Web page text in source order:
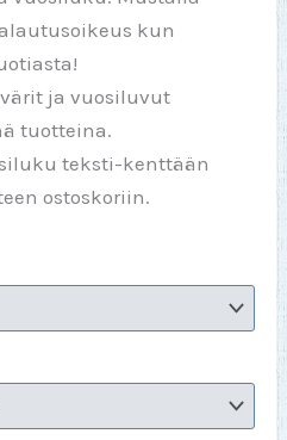
30,90€
kun
ja vuosiluvut
tuotteina.
teksti-kenttään
ostoskoriin.